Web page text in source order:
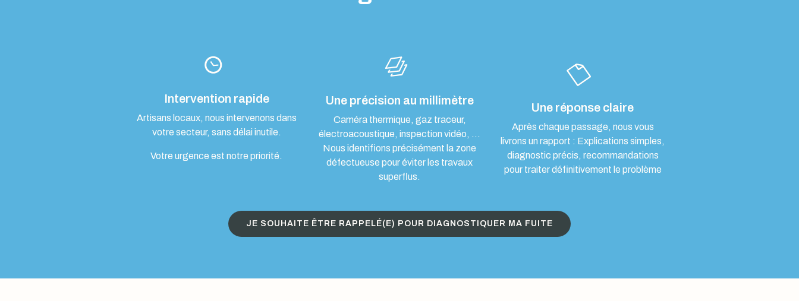
Intervention rapide
Artisans locaux, nous intervenons dans
votre secteur, sans délai inutile.
Votre urgence est notre priorité.
Une précision au millimètre
Caméra thermique, gaz traceur,
électroacoustique, inspection vidéo, …
Nous identifions précisément la zone
défectueuse pour éviter les travaux
superflus.
Une réponse claire
Après chaque passage, nous vous
livrons un rapport : Explications simples,
diagnostic précis, recommandations
pour traiter définitivement le problème
JE SOUHAITE ÊTRE RAPPELÉ(E) POUR DIAGNOSTIQUER MA FUITE